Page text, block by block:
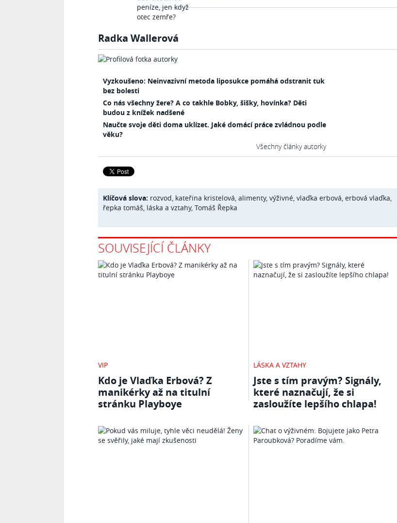
Radka Wallerová
Vyzkoušeno: Neinvazivní metoda liposukce pomáhá odstranit tuk
bez bolesti
Co nás všechny žere? A co takhle Bobky, šišky, hovínka? Děti
budou z knížek nadšené
Naučte svoje děti doma uklízet. Jaké domácí práce zvládnou podle
věku?
Všechny články autorky
Klíčová slova: rozvod, kateřina kristelová, alimenty, výživné, vlaďka erbová, erbová vlaďka,
řepka tomáš, láska a vztahy, Tomáš Řepka
SOUVISEJÍCÍ ČLÁNKY
VIP
Kdo je Vlaďka Erbová? Z
manikérky až na titulní
stránku Playboye
LÁSKA A VZTAHY
Jste s tím pravým? Signály,
které naznačují, že si
zasloužíte lepšího chlapa!